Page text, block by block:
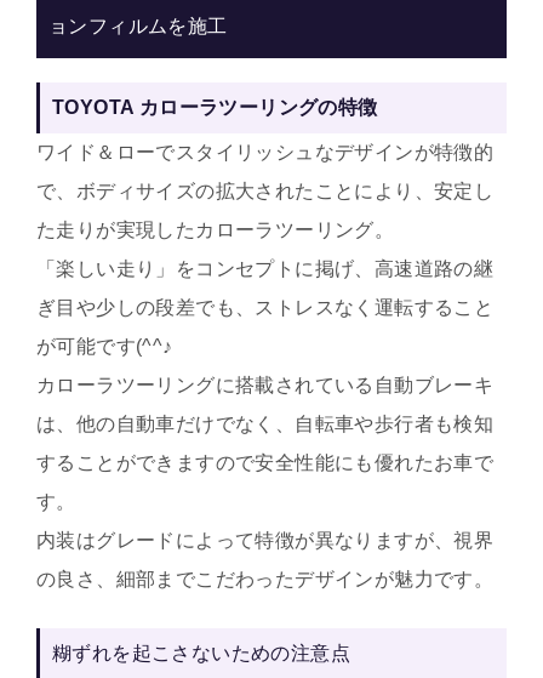
ョンフィルムを施工
TOYOTA カローラツーリングの特徴
ワイド＆ローでスタイリッシュなデザインが特徴的
で、ボディサイズの拡大されたことにより、安定し
た走りが実現したカローラツーリング。
「楽しい走り」をコンセプトに掲げ、 高速道路の継
ぎ目や少しの段差でも、ストレスなく運転すること
が可能です(^^♪
カローラツーリングに搭載されている自動ブレーキ
は、他の自動車だけでなく、自転車や歩行者も検知
することができますので安全性能にも優れたお車で
す。
内装はグレードによって特徴が異なりますが、視界
の良さ、細部までこだわったデザインが魅力です。
糊ずれを起こさないための注意点